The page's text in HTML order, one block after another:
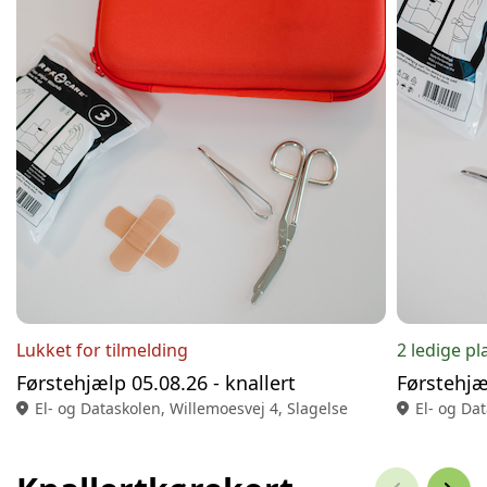
Lukket for tilmelding
Førstehjælp 05.08.26 - knallert
location_on El- og Dataskolen, Willemoesvej 4, Slagelse
2 ledige
location_on El- og